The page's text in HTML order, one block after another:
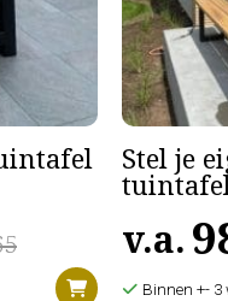
Stel je
v.a.
Binnen +- 3